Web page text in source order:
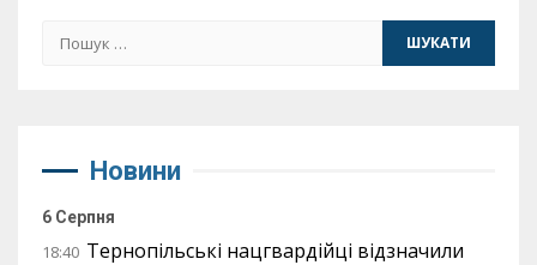
Пошук:
Новини
6 Серпня
18:40 Тернопільські нацгвардійці відзначили